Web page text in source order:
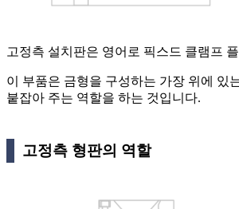
고정측 설치판은 영어로 픽스드 클램프
이 부품은 금형을 구성하는 가장 위에 있
붙잡아 주는 역할을 하는 것입니다.
고정측 형판의 역할